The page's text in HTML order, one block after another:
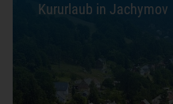
Kururlaub in Jachymov